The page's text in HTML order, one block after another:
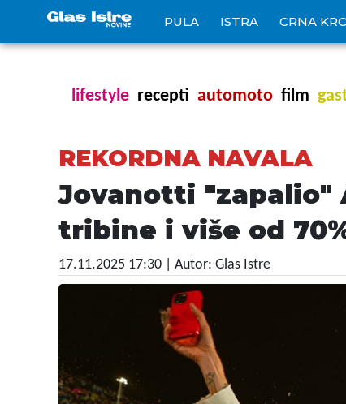
PULA ISTRA CRNA
lifestyle recepti automoto film
REKORDNA NAVALA
Jovanotti "zapalio"
tribine i više od
17.11.2025 17:30 | Autor: Glas Istre